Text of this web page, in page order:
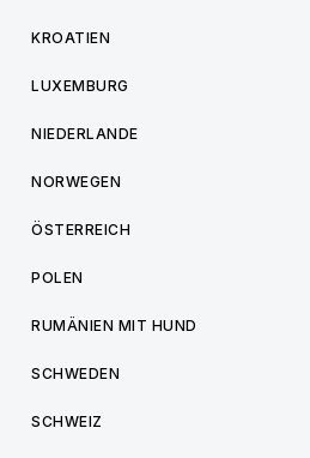
KROATIEN
LUXEMBURG
NIEDERLANDE
NORWEGEN
ÖSTERREICH
POLEN
RUMÄNIEN MIT HUND
SCHWEDEN
SCHWEIZ